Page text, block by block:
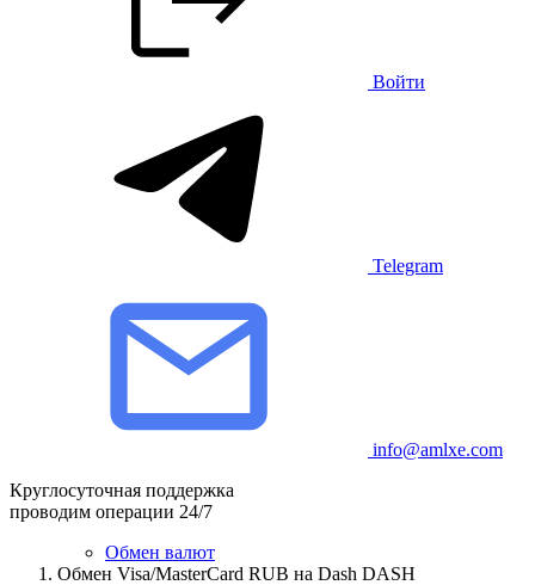
Войти
Telegram
info@amlxe.com
Круглосуточная поддержка
проводим операции 24/7
Обмен валют
Обмен Visa/MasterCard RUB на Dash DASH